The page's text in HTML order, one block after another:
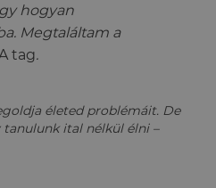
hogyan
Megtaláltam a
tag.
életed problémáit. De
ital nélkül élni –